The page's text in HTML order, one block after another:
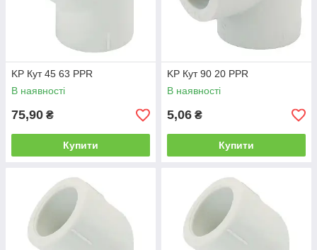
KP Кут 45 63 PPR
В наявності
75,90 ₴
Купити
KP Кут 90 20 PPR
В наявності
5,06 ₴
Купити